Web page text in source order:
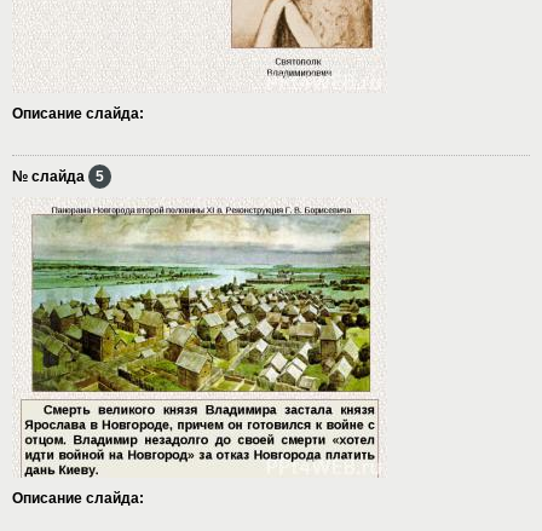
Описание слайда:
№ слайда 5
Описание слайда: